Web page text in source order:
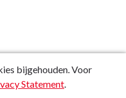
bijgehouden. Voor
Statement.